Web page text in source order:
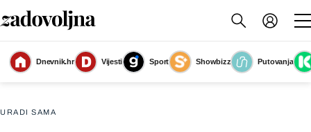
Dnevnik.hr Vijesti Sport Showbizz
Putovanja
Slika nije dostupna
URADI SAMA